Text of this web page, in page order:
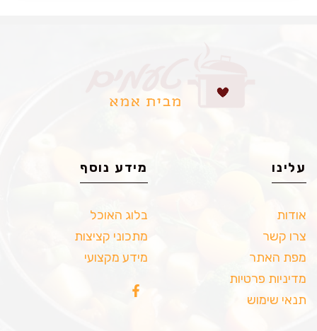
עלינו
אודות
צרו קשר
מפת האתר
מדיניות פרטיות
תנאי שימוש
מידע נוסף
בלוג האוכל
מתכוני קציצות
מידע מקצועי